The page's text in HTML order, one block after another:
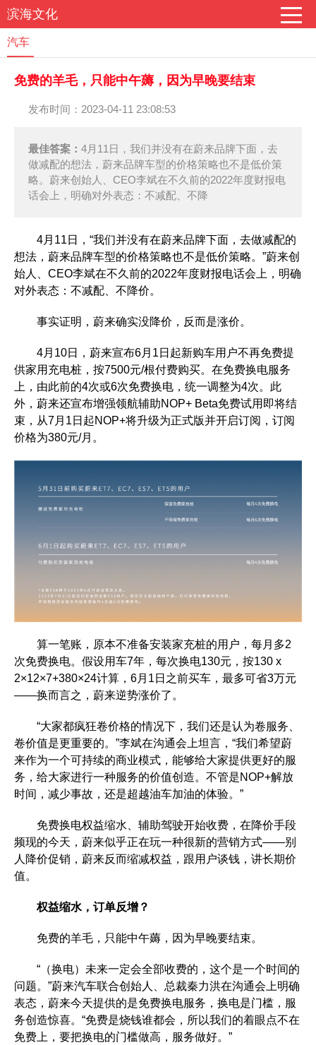
滨海文化
汽车
免费的羊毛，只能中午薅，因为早晚要结束
发布时间：2023-04-11 23:08:53
最佳答案： 4月11日，我们并没有在蔚来品牌下面，去
做减配的想法，蔚来品牌车型的价格策略也不是低价策
略。蔚来创始人、CEO李斌在不久前的2022年度财报电
话会上，明确对外表态：不减配、不降
4月11日，“我们并没有在蔚来品牌下面，去做减配的
想法，蔚来品牌车型的价格策略也不是低价策略。”蔚来创
始人、CEO李斌在不久前的2022年度财报电话会上，明确
对外表态：不减配、不降价。
事实证明，蔚来确实没降价，反而是涨价。
4月10日，蔚来宣布6月1日起新购车用户不再免费提
供家用充电桩，按7500元/根付费购买。在免费换电服务
上，由此前的4次或6次免费换电，统一调整为4次。此
外，蔚来还宣布增强领航辅助NOP+ Beta免费试用即将结
束，从7月1日起NOP+将升级为正式版并开启订阅，订阅
价格为380元/月。
算一笔账，原本不准备安装家充桩的用户，每月多2
次免费换电。假设用车7年，每次换电130元，按130 x
2×12×7+380×24计算，6月1日之前买车，最多可省3万元
——换而言之，蔚来逆势涨价了。
“大家都疯狂卷价格的情况下，我们还是认为卷服务、
卷价值是更重要的。”李斌在沟通会上坦言，“我们希望蔚
来作为一个可持续的商业模式，能够给大家提供更好的服
务，给大家进行一种服务的价值创造。不管是NOP+解放
时间，减少事故，还是超越油车加油的体验。”
免费换电权益缩水、辅助驾驶开始收费，在降价手段
频现的今天，蔚来似乎正在玩一种很新的营销方式——别
人降价促销，蔚来反而缩减权益，跟用户谈钱，讲长期价
值。
权益缩水，订单反增？
免费的羊毛，只能中午薅，因为早晚要结束。
“（换电）未来一定会全部收费的，这个是一个时间的
问题。”蔚来汽车联合创始人、总裁秦力洪在沟通会上明确
表态，蔚来今天提供的是免费换电服务，换电是门槛，服
务创造惊喜。“免费是烧钱谁都会，所以我们的着眼点不在
免费上，要把换电的门槛做高，服务做好。”